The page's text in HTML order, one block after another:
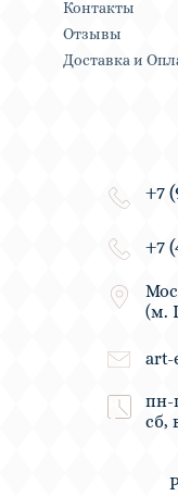
Контакты
Отзывы
Доставка и
+7
+7
(м.
art-
пн-
сб,